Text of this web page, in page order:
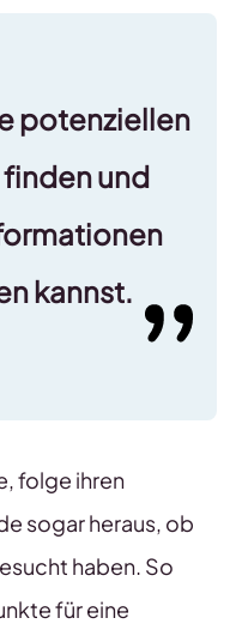
potenziellen
finden und
kannst.
folge ihren
sogar heraus, ob
haben. So
für eine